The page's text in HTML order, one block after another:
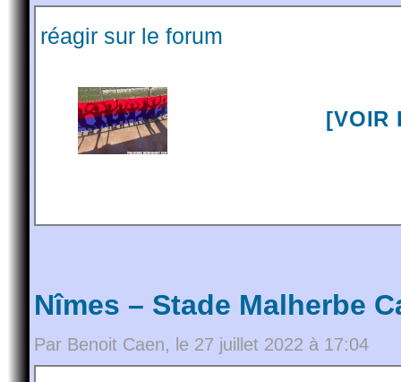
réagir sur le forum
[VOIR
Nîmes – Stade Malherbe
Par Benoit Caen, le 27 juillet 2022 à 17:04